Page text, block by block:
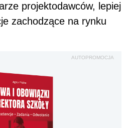
projektodawców, lepiej
zachodzące na rynku
AUTOPROMOCJA